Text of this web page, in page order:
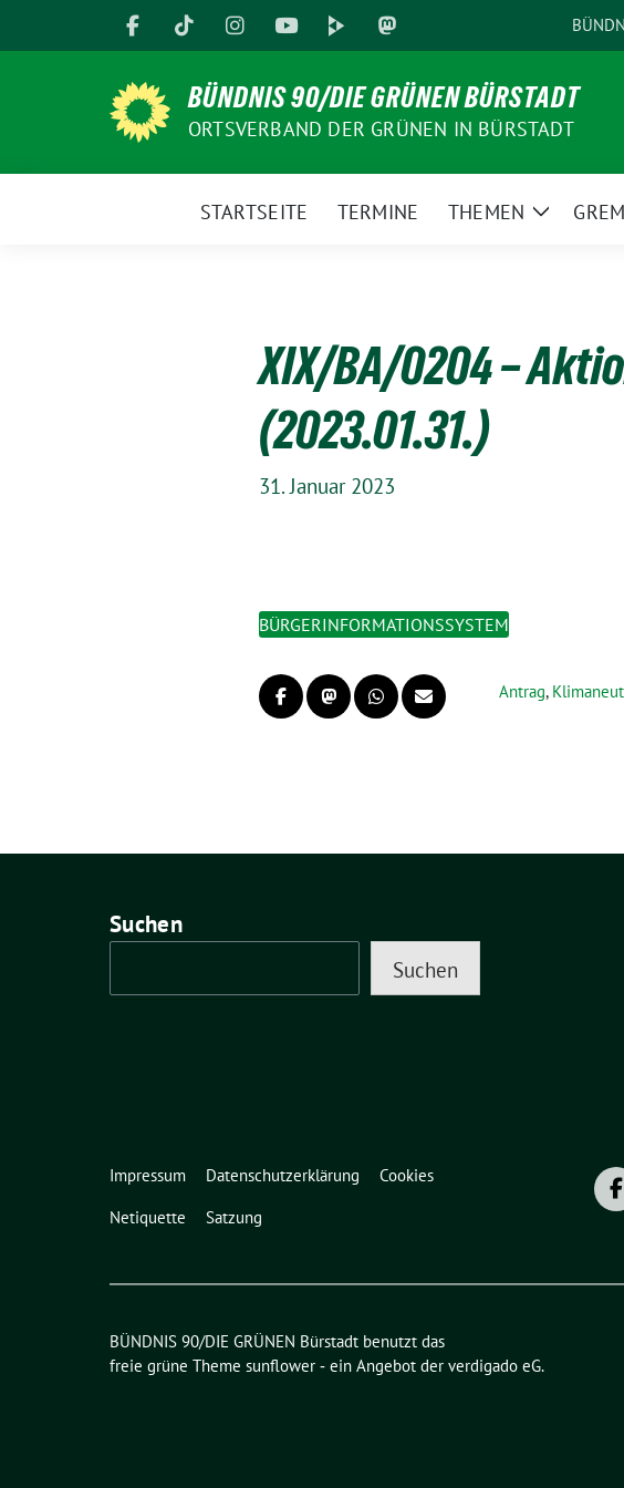
zum
BÜNDNIS 90/DIE GRÜNEN BÜRSTADT
ORTSVERBAND DER GRÜNEN IN BÜRSTADT
STARTSEITE TERMINE THEMEN
Zeige
XIX/BA/0204 –
(2023.01.31.)
31. Januar 2023
BÜRGERINFORMATIONSSYSTEM
Antrag,
Suchen
Suchen
Impressum Datenschutzerklärung
Cookies
Netiquette
Satzung
BÜNDNIS 90/DIE GRÜNEN Bürstadt benutzt das
freie grüne Theme sunflower ‐ ein Angebot der verdigado eG.